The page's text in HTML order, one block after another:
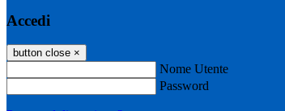
Accedi
button close ×
Nome Utente
Password